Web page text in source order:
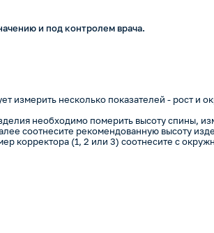
и под контролем врача.
измерить несколько показателей - рост и
необходимо померить высоту спины,
соотнесите рекомендованную высоту
корректора (1, 2 или 3) соотнесите с